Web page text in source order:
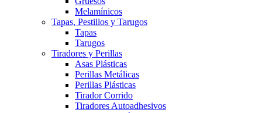
Melamínicos
Tapas, Pestillos y Tarugos
Tapas
Tarugos
Tiradores y Perillas
Asas Plásticas
Perillas Metálicas
Perillas Plásticas
Tirador Corrido
Tiradores Autoadhesivos